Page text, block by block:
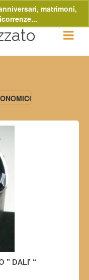
” DALI’ “
matrimoni,